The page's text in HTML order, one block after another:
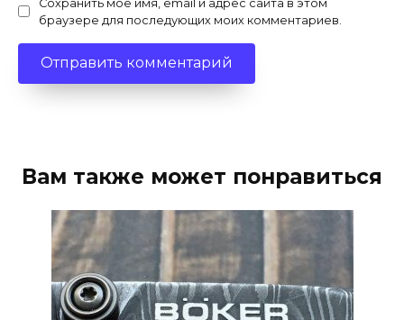
Сохранить моё имя, email и адрес сайта в этом
браузере для последующих моих комментариев.
Вам также может понравиться